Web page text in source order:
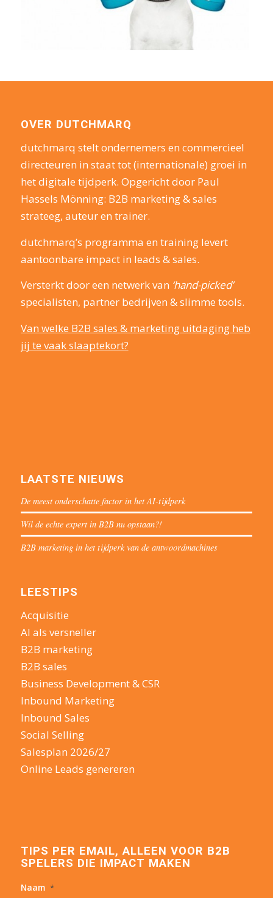
OVER DUTCHMARQ
dutchmarq stelt ondernemers en commercieel
directeuren in staat tot (internationale) groei in
het digitale tijdperk. Opgericht door Paul
Hassels Mönning: B2B marketing & sales
strateeg, auteur en trainer.
dutchmarq’s programma en training levert
aantoonbare impact in leads & sales.
Versterkt door een netwerk van ‘hand-picked’
specialisten, partner bedrijven & slimme tools.
Van welke B2B sales & marketing uitdaging heb
jij te vaak slaaptekort?
LAATSTE NIEUWS
De meest onderschatte factor in het AI-tijdperk
Wil de echte expert in B2B nu opstaan?!
B2B marketing in het tijdperk van de antwoordmachines
LEESTIPS
Acquisitie
AI als versneller
B2B marketing
B2B sales
Business Development & CSR
Inbound Marketing
Inbound Sales
Social Selling
Salesplan 2026/27
Online Leads genereren
TIPS PER EMAIL, ALLEEN VOOR B2B
SPELERS DIE IMPACT MAKEN
Naam *